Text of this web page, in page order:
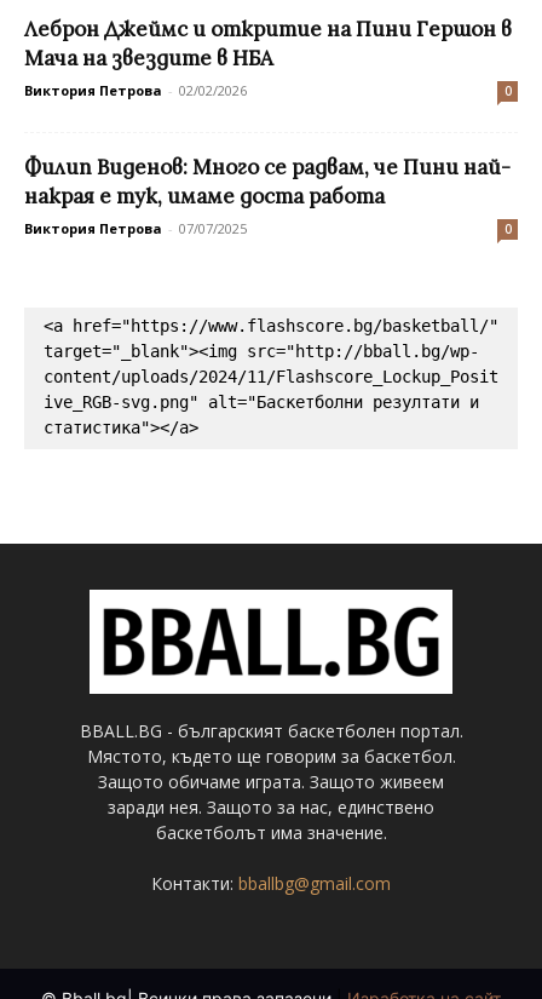
Леброн Джеймс и откритие на Пини Гершон в
Мача на звездите в НБА
Виктория Петрова - 02/02/2026 0
Филип Виденов: Много се радвам, че Пини най-
накрая е тук, имаме доста работа
Виктория Петрова - 07/07/2025 0
<a href="https://www.flashscore.bg/basketball/"
target="_blank"><img src="http://bball.bg/wp-
content/uploads/2024/11/Flashscore_Lockup_Posit
ive_RGB-svg.png" alt="Баскетболни резултати и
статистика"></a>
BBALL.BG - българският баскетболен портал.
Мястото, където ще говорим за баскетбол.
Защото обичаме играта. Защото живеем
заради нея. Защото за нас, единствено
баскетболът има значение.
Контакти: bballbg@gmail.com